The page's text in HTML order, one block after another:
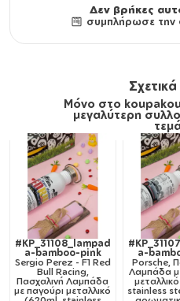
Δεν βρήκες
συμπλήρωσε την
Μόνο στο
μεγαλύτερη
#KP_31108_lampad
a-bamboo-pink
Sergio Perez - F1 Red
Bull Racing,
Πασχαλινή Λαμπάδα
με παγούρι μεταλλικό
a-
Porsche,
Λαμπάδα
stainless